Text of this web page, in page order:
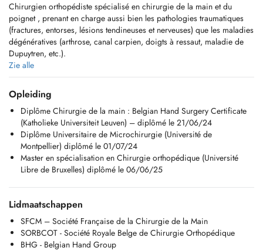
Chirurgien orthopédiste spécialisé en chirurgie de la main et du
poignet , prenant en charge aussi bien les pathologies traumatiques
(fractures, entorses, lésions tendineuses et nerveuses) que les maladies
dégénératives (arthrose, canal carpien, doigts à ressaut, maladie de
Dupuytren, etc.).
_______________________
Orthopaedic surgeon specialized in hand and wrist, treating both
traumatic conditions (fractures, sprains, tendon and nerve injuries) and
degenerative disorders (arthritis, carpal tunnel syndrome, trigger
finger, Dupuytrens disease, etc.). I am fluent in English.
_______________________
Facharzt für Orthopädie mit Spezialisierung auf Hand, Handgelenk ,
mit Betreuung sowohl von Unfallverletzungen (Frakturen,
Verstauchungen, Sehnen und Nervenverletzungen) als auch von
degenerativen Erkrankungen (Arthrose, Karpaltunnelsyndrom,
wenn ich noch nicht ganz fließend bin, komme aber im Praxisalltag
gut zurecht.
Zie alle
Opleiding
Diplôme Chirurgie de la main : Belgian Hand Surgery Certificate
(Katholieke Universiteit Leuven) – diplômé le 21/06/24
Diplôme Universitaire de Microchirurgie (Université de
Montpellier) diplômé le 01/07/24
Master en spécialisation en Chirurgie orthopédique (Université
Libre de Bruxelles) diplômé le 06/06/25
Lidmaatschappen
SFCM – Société Française de la Chirurgie de la Main
SORBCOT - Société Royale Belge de Chirurgie Orthopédique
BHG - Belgian Hand Group